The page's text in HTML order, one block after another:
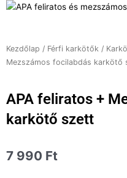
Kezdőlap / Férfi karkötők /
Mezszámos focilabdás karkötő
APA feliratos +
karkötő szett
7 990 Ft